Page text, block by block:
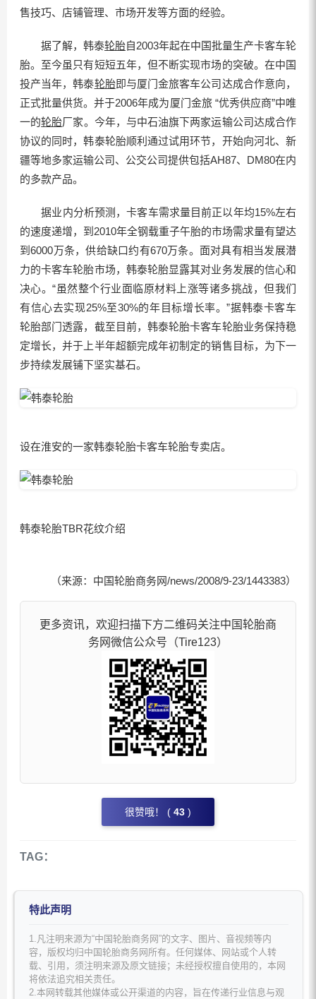
售技巧、店铺管理、市场开发等方面的经验。
据了解，韩泰轮胎自2003年起在中国批量生产卡客车轮
胎。至今虽只有短短五年，但不断实现市场的突破。在中国
投产当年，韩泰轮胎即与厦门金旅客车公司达成合作意向，
正式批量供货。并于2006年成为厦门金旅 “优秀供应商”中唯
一的轮胎厂家。今年，与中石油旗下两家运输公司达成合作
协议的同时，韩泰轮胎顺利通过试用环节，开始向河北、新
疆等地多家运输公司、公交公司提供包括AH87、DM80在内
的多款产品。
据业内分析预测，卡客车需求量目前正以年均15%左右
的速度递增，到2010年全钢载重子午胎的市场需求量有望达
到6000万条，供给缺口约有670万条。面对具有相当发展潜
力的卡客车轮胎市场，韩泰轮胎显露其对业务发展的信心和
决心。“虽然整个行业面临原材料上涨等诸多挑战，但我们
有信心去实现25%至30%的年目标增长率。”据韩泰卡客车
轮胎部门透露，截至目前，韩泰轮胎卡客车轮胎业务保持稳
定增长，并于上半年超额完成年初制定的销售目标，为下一
步持续发展铺下坚实基石。
设在淮安的一家韩泰轮胎卡客车轮胎专卖店。
韩泰轮胎TBR花纹介绍
（来源：中国轮胎商务网/news/2008/9-23/1443383）
更多资讯，欢迎扫描下方二维码关注中国轮胎商
务网微信公众号（Tire123）
很赞哦！ ( 43 )
TAG：
特此声明
1.凡注明来源为“中国轮胎商务网”的文字、图片、音视频等内
容，版权均归中国轮胎商务网所有。任何媒体、网站或个人转
载、引用，须注明来源及原文链接；未经授权擅自使用的，本网
将依法追究相关责任。
2.本网转载其他媒体或公开渠道的内容，旨在传递行业信息与观